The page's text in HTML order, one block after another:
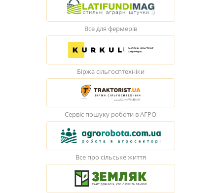
Все для фермерів
Біржа сільгосптехніки
Сервіс пошуку роботи в АГРО
Все про сільське життя